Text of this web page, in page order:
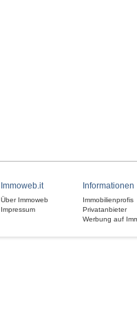
Immoweb.it
Über Immoweb
Impressum
Informationen
Immobilienprofis
Privatanbieter
Werbung auf